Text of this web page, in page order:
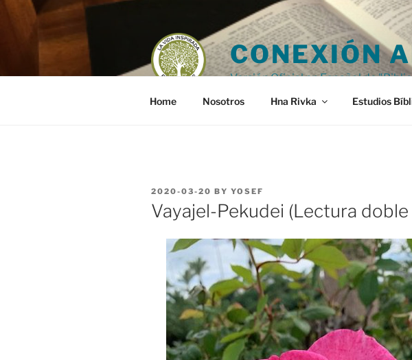
Skip
CONEXIÓN
Versión Oficial en Español de
Home Nosotros Hna Rivka Estudios
POSTED
ON
2020-03-20 BY YOSEF
Vayajel-Pekudei (Lectura doble